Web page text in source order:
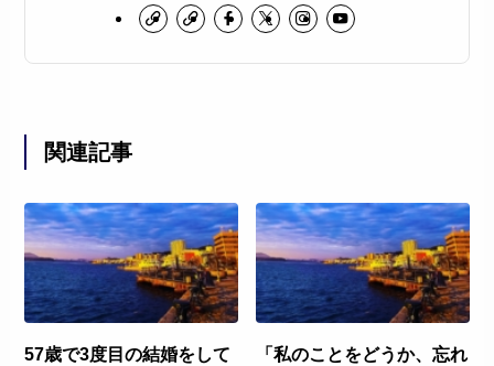
関連記事
57歳で3度目の結婚をして
「私のことをどうか、忘れ